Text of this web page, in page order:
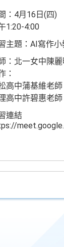
：4月16日(四)
1:20-4:00
主題：AI寫作
：北一女中陳麗
：
高中蒲基維老師
高中許碧惠老師
連結